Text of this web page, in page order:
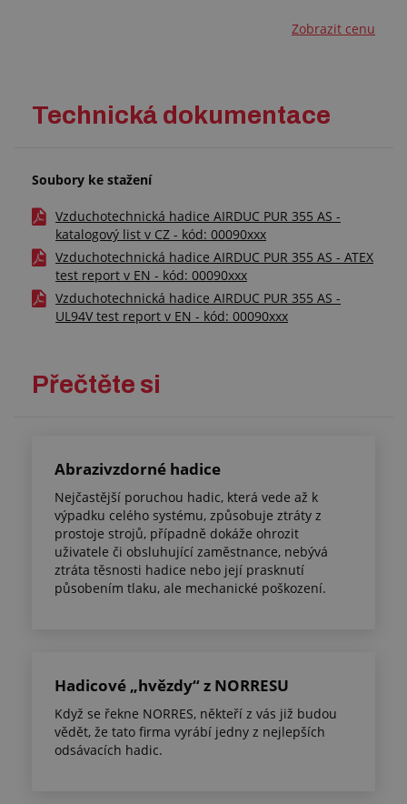
Zobrazit cenu
Technická dokumentace
Soubory ke stažení
Vzduchotechnická hadice AIRDUC PUR 355 AS -
katalogový list v CZ - kód: 00090xxx
Vzduchotechnická hadice AIRDUC PUR 355 AS - ATEX
test report v EN - kód: 00090xxx
Vzduchotechnická hadice AIRDUC PUR 355 AS -
UL94V test report v EN - kód: 00090xxx
Přečtěte si
Abrazivzdorné hadice
Nejčastější poruchou hadic, která vede až k
výpadku celého systému, způsobuje ztráty z
prostoje strojů, případně dokáže ohrozit
uživatele či obsluhující zaměstnance, nebývá
ztráta těsnosti hadice nebo její prasknutí
působením tlaku, ale mechanické poškození.
Hadicové „hvězdy“ z NORRESU
Když se řekne NORRES, někteří z vás již budou
vědět, že tato firma vyrábí jedny z nejlepších
odsávacích hadic.